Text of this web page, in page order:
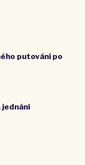
putování po
jednání